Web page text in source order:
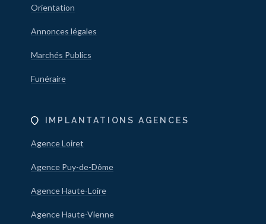
Orientation
Annonces légales
Marchés Publics
Funéraire
IMPLANTATIONS AGENCES
Agence Loiret
Agence Puy-de-Dôme
Agence Haute-Loire
Agence Haute-Vienne